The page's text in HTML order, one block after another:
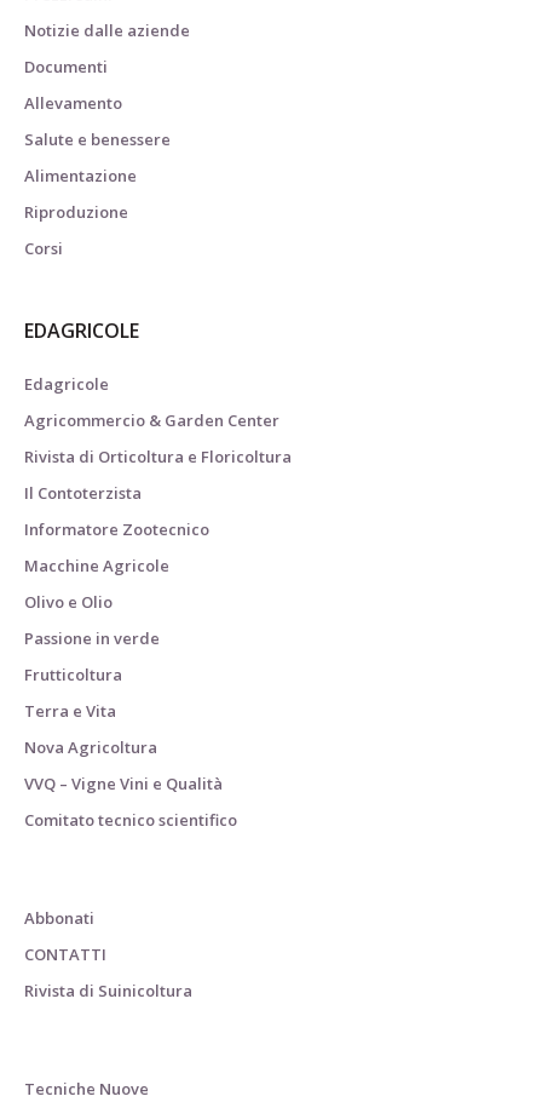
Notizie dalle aziende
Documenti
Allevamento
Salute e benessere
Alimentazione
Riproduzione
Corsi
EDAGRICOLE
Edagricole
Agricommercio & Garden Center
Rivista di Orticoltura e Floricoltura
Il Contoterzista
Informatore Zootecnico
Macchine Agricole
Olivo e Olio
Passione in verde
Frutticoltura
Terra e Vita
Nova Agricoltura
VVQ – Vigne Vini e Qualità
Comitato tecnico scientifico
Abbonati
CONTATTI
Rivista di Suinicoltura
Tecniche Nuove